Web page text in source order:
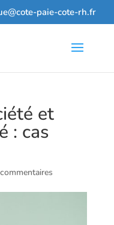
paie-cote-rh.fr
et
: cas